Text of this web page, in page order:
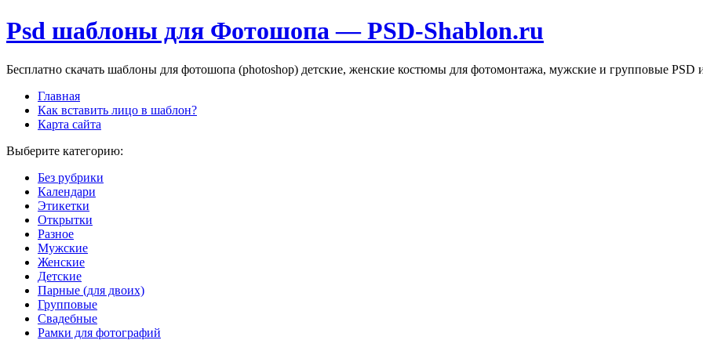
Psd шаблоны для Фотошопа — PSD-Shablon.ru
Бесплатно скачать шаблоны для фотошопа (photoshop) детские, женские костюмы для фотомонтажа, мужские и групповые
Главная
Как вставить лицо в шаблон?
Карта сайта
Выберите категорию:
Без рубрики
Календари
Этикетки
Открытки
Разное
Мужские
Женские
Детские
Парные (для двоих)
Групповые
Свадебные
Рамки для фотографий